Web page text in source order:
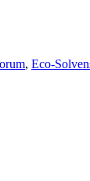
, Eco-